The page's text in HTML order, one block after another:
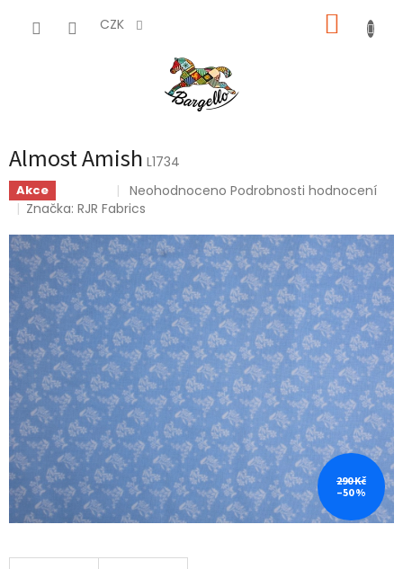
CZK
Almost Amish L1734
Akce
Průměrné
hodnocení
je
0,0
z
5
hvězdiček.
Neohodnoceno Podrobnosti hodnocení
Značka:RJR Fabrics
290 Kč
–50 %